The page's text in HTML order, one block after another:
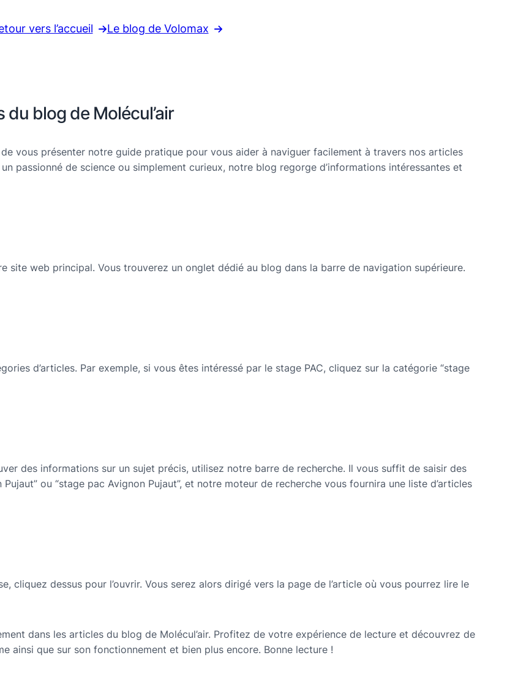
vers l’accueil Le blog de Volomax
blog de Molécul’air
vous présenter notre guide pratique pour vous aider à naviguer facilement à travers nos articles
passionné de science ou simplement curieux, notre blog regorge d’informations intéressantes et
site web principal. Vous trouverez un onglet dédié au blog dans la barre de navigation supérieure.
d’articles. Par exemple, si vous êtes intéressé par le stage PAC, cliquez sur la catégorie “stage
des informations sur un sujet précis, utilisez notre barre de recherche. Il vous suffit de saisir des
ou “stage pac Avignon Pujaut”, et notre moteur de recherche vous fournira une liste d’articles
cliquez dessus pour l’ouvrir. Vous serez alors dirigé vers la page de l’article où vous pourrez lire le
dans les articles du blog de Molécul’air. Profitez de votre expérience de lecture et découvrez de
ainsi que sur son fonctionnement et bien plus encore. Bonne lecture !